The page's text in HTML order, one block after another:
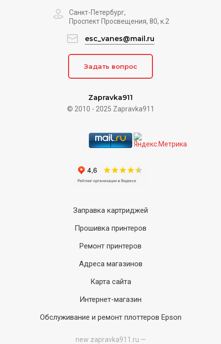
Zapravka911
© 2010 - 2025 Zapravka911
Санкт-Петербург,
Проспект Просвещения, 80, к.2
esc_vanes@mail.ru
Задать вопрос
Заправка картриджей
Прошивка принтеров
Ремонт принтеров
Адреса магазинов
Карта сайта
Интернет-магазин
Обслуживание и ремонт плоттеров Epson
new zapravka911.ru —